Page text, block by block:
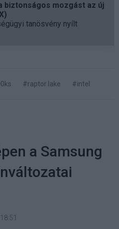
biztonságos mozgást az új
tanösvény nyílt
#raptor lake #intel
a Samsung